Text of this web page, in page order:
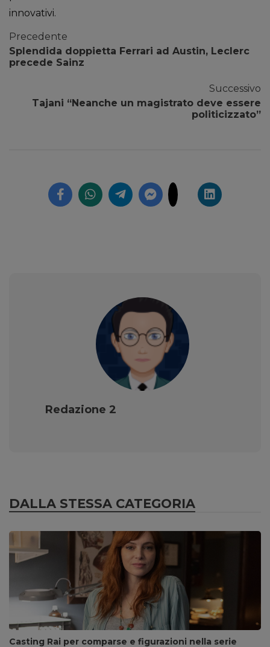
innovativi.
Precedente
Splendida doppietta Ferrari ad Austin, Leclerc
precede Sainz
Successivo
Tajani “Neanche un magistrato deve essere
politicizzato”
Redazione 2
DALLA STESSA CATEGORIA
Casting Rai per comparse e figurazioni nella serie